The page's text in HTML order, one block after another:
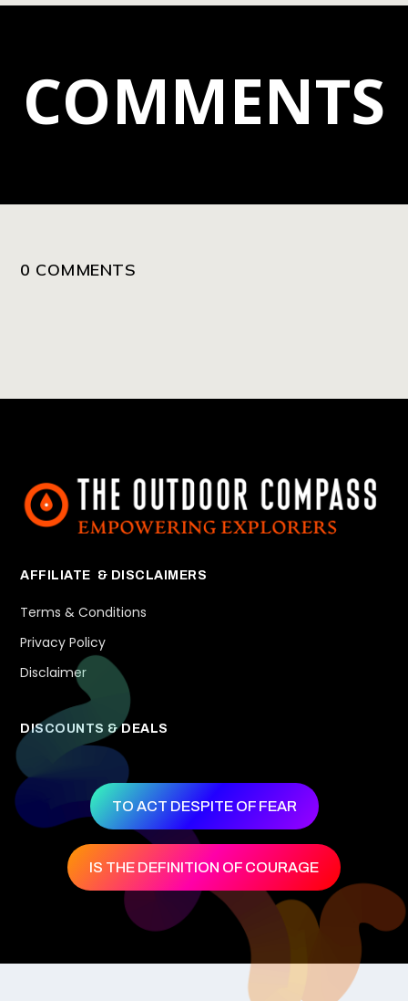
COMMENTS
0 COMMENTS
AFFILIATE & DISCLAIMERS
Terms & Conditions
Privacy Policy
Disclaimer
DISCOUNTS & DEALS
TO ACT DESPITE OF FEAR
IS THE DEFINITION OF COURAGE